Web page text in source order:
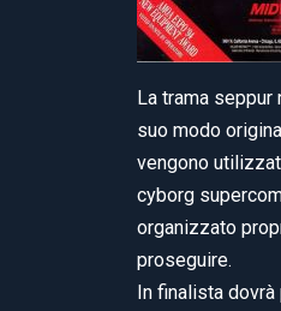
La trama
suo modo
vengono
cyborg
organizzato
proseguire.
In finalista